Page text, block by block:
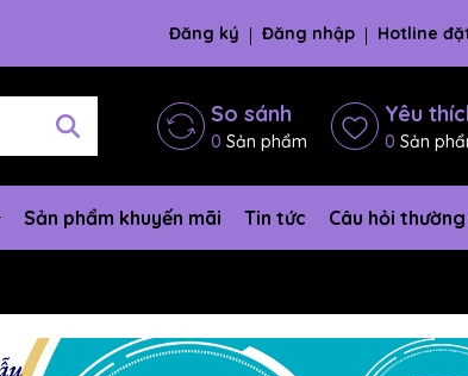
Đăng ký Đăng nhập Hotline
So sánh
0 Sản phẩm
Yêu
0 Sản
Sản phẩm khuyến mãi Tin tức Câu hỏi